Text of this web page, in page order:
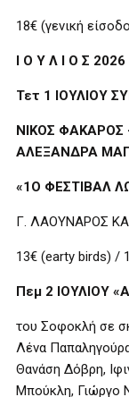
18€ (γενική
Ι Ο Υ Λ Ι Ο Σ 2026
Τετ 1 ΙΟΥΛΙΟΥ
ΝΙΚΟΣ ΦΑΚΑΡΟΣ
ΑΛΕΞΑΝΔΡΑ
«1Ο ΦΕΣΤΙΒΑΛ
Γ. ΛΑΟΥΝΑΡΟΣ
13€ (earty birds) /
Πεμ 2 ΙΟΥΛΙΟΥ
του Σοφοκλή σε
Λένα
Θανάση Δόβρη,
Μπούκλη, Γιώργο